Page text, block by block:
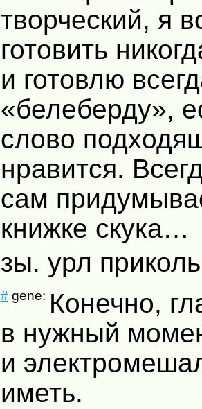
творческий, я
готовить
и готовлю
«белеберду»,
слово
нравится.
сам
книжке скука…
зы. урл
#gene: Конечно,
в нужный
и
иметь.